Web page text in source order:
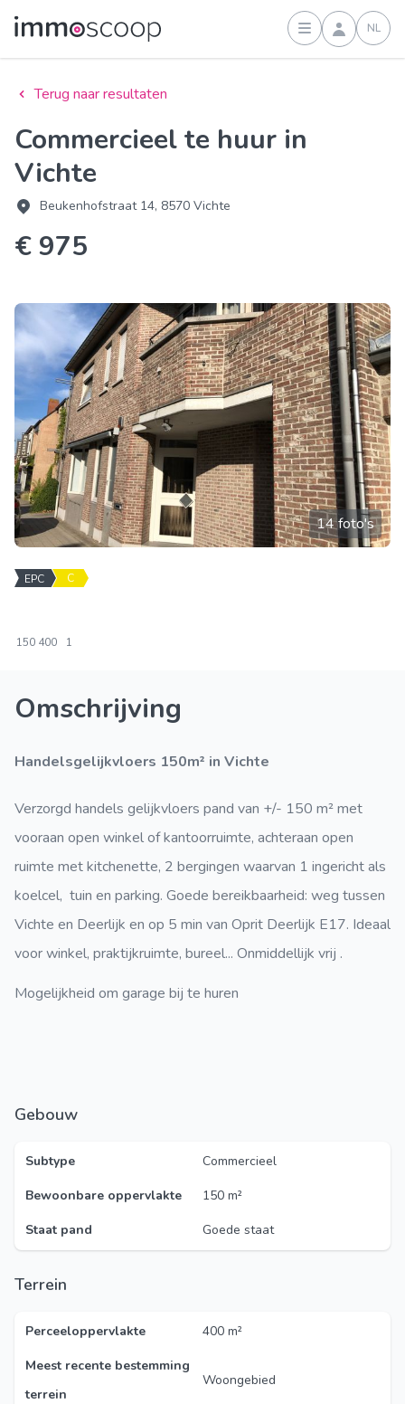
Inloggen
NL
Terug naar resultaten
Commercieel te huur in
Vichte
Beukenhofstraat 14, 8570 Vichte
€ 975
14 foto's
EPC C
150 400 1
Omschrijving
Handelsgelijkvloers 150m² in Vichte
Verzorgd handels gelijkvloers pand van +/- 150 m² met
vooraan open winkel of kantoorruimte, achteraan open
ruimte met kitchenette, 2 bergingen waarvan 1 ingericht als
koelcel, tuin en parking. Goede bereikbaarheid: weg tussen
Vichte en Deerlijk en op 5 min van Oprit Deerlijk E17. Ideaal
voor winkel, praktijkruimte, bureel... Onmiddellijk vrij .
Mogelijkheid om garage bij te huren
Gebouw
Subtype
Commercieel
Bewoonbare oppervlakte
150 m²
Staat pand
Goede staat
Terrein
Perceeloppervlakte
400 m²
Meest recente bestemming
terrein
Woongebied